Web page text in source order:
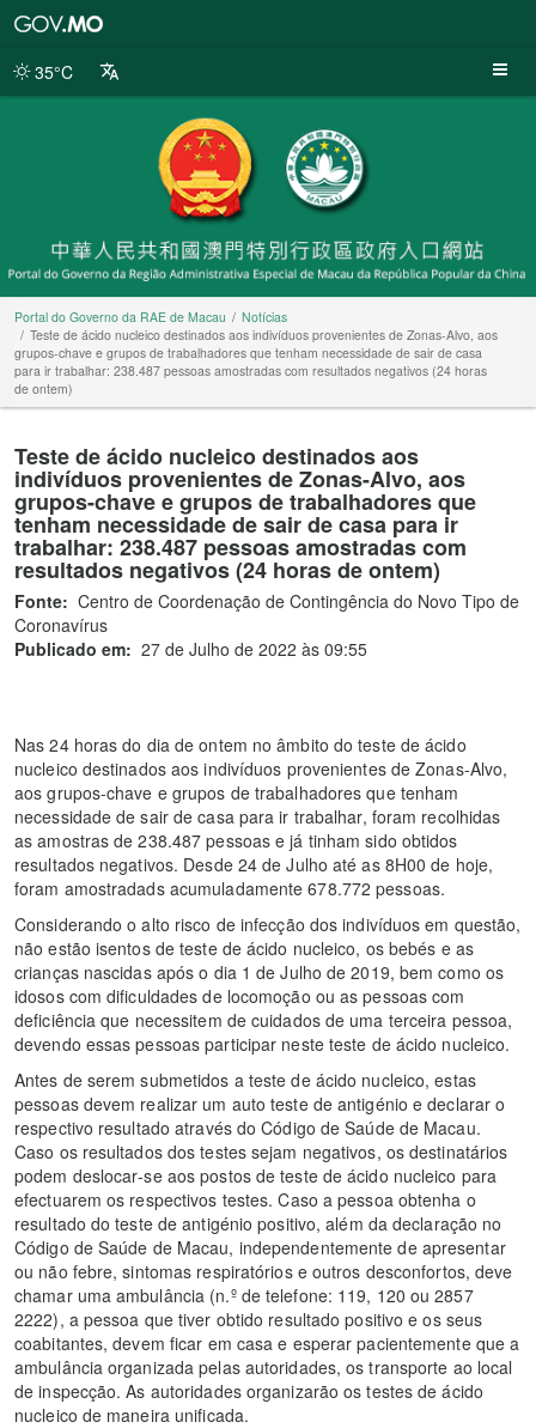
da
35°C
Portal do Governo da RAE de Macau
Notícias
Teste de ácido nucleico destinados aos indivíduos provenientes de Zonas-Alvo, aos
grupos-chave e grupos de trabalhadores que tenham necessidade de sair de casa
para ir trabalhar: 238.487 pessoas amostradas com resultados negativos (24 horas
de ontem)
Teste de ácido nucleico destinados aos
indivíduos provenientes de Zonas-Alvo, aos
grupos-chave e grupos de trabalhadores que
tenham necessidade de sair de casa para ir
trabalhar: 238.487 pessoas amostradas com
resultados negativos (24 horas de ontem)
Fonte: Centro de Coordenação de Contingência do Novo Tipo de
Coronavírus
Publicado em: 27 de Julho de 2022 às 09:55
Nas 24 horas do dia de ontem no âmbito do teste de ácido
nucleico destinados aos indivíduos provenientes de Zonas-Alvo,
aos grupos-chave e grupos de trabalhadores que tenham
necessidade de sair de casa para ir trabalhar, foram recolhidas
as amostras de 238.487 pessoas e já tinham sido obtidos
resultados negativos. Desde 24 de Julho até as 8H00 de hoje,
foram amostradads acumuladamente 678.772 pessoas.
Considerando o alto risco de infecção dos indivíduos em questão,
não estão isentos de teste de ácido nucleico, os bebés e as
crianças nascidas após o dia 1 de Julho de 2019, bem como os
idosos com dificuldades de locomoção ou as pessoas com
deficiência que necessitem de cuidados de uma terceira pessoa,
devendo essas pessoas participar neste teste de ácido nucleico.
Antes de serem submetidos a teste de ácido nucleico, estas
pessoas devem realizar um auto teste de antigénio e declarar o
respectivo resultado através do Código de Saúde de Macau.
Caso os resultados dos testes sejam negativos, os destinatários
podem deslocar‑se aos postos de teste de ácido nucleico para
efectuarem os respectivos testes. Caso a pessoa obtenha o
resultado do teste de antigénio positivo, além da declaração no
Código de Saúde de Macau, independentemente de apresentar
ou não febre, sintomas respiratórios e outros desconfortos, deve
chamar uma ambulância (n.º de telefone: 119, 120 ou 2857
2222), a pessoa que tiver obtido resultado positivo e os seus
coabitantes, devem ficar em casa e esperar pacientemente que a
ambulância organizada pelas autoridades, os transporte ao local
de inspecção. As autoridades organizarão os testes de ácido
nucleico de maneira unificada.